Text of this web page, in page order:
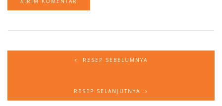
RESEP SEBELUMNYA
RESEP SELANJUTNYA